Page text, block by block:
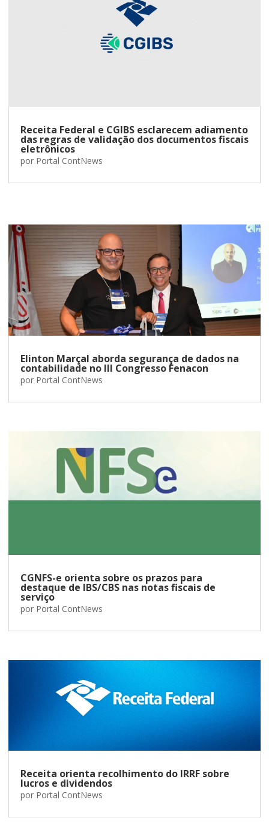
Receita Federal e CGIBS esclarecem adiamento
das regras de validação dos documentos fiscais
eletrônicos
por Portal ContNews
Elinton Marçal aborda segurança de dados na
contabilidade no III Congresso Fenacon
por Portal ContNews
CGNFS-e orienta sobre os prazos para
destaque de IBS/CBS nas notas fiscais de
serviço
por Portal ContNews
Receita orienta recolhimento do IRRF sobre
lucros e dividendos
por Portal ContNews